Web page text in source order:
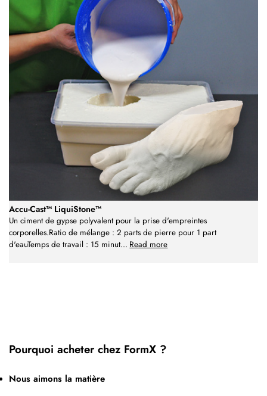
Accu-Cast™ LiquiStone™
Un ciment de gypse polyvalent pour la prise d'empreintes
corporelles.Ratio de mélange : 2 parts de pierre pour 1 part
d'eauTemps de travail : 15 minut... Read more
Pourquoi acheter chez FormX ?
Nous aimons la matière